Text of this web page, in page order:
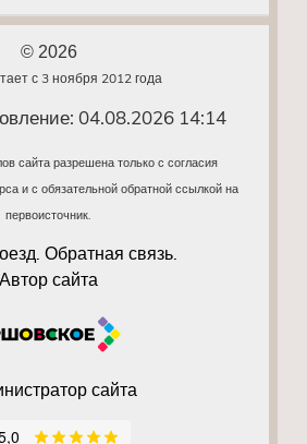
© 2026
с 3 ноября 2012 года
04.08.2026 14:14
сайта разрешена только с согласия
и с обязательной обратной ссылкой на
первоисточник.
Обратная связь.
Автор сайта
сайта